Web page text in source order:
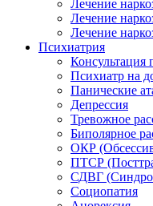
Лечение
Лечение
Лечение
Психиатрия
Консультация
Психиатр на
Панические
Депрессия
Тревожное
Биполярное
ОКР
ПТСР
СДВГ
Социопатия